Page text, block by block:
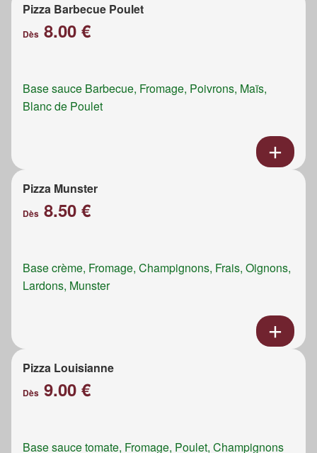
Pizza Barbecue Poulet
Dès 8.00 €
Base sauce Barbecue, Fromage, Poivrons, Maïs,
Blanc de Poulet
Pizza Munster
Dès 8.50 €
Base crème, Fromage, Champignons, Frais, Oignons,
Lardons, Munster
Pizza Louisianne
Dès 9.00 €
Base sauce tomate, Fromage, Poulet, Champignons